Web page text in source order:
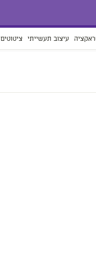
עיצוב תעשייתי ציטוטים